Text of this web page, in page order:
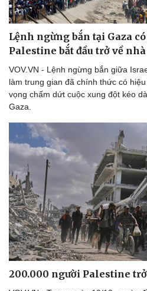
Lệnh ngừng bắn tại Gaza
Palestine bắt đầu trở về nhà
VOV.VN - Lệnh ngừng bắn giữa
làm trung gian đã chính thức có
vọng chấm dứt cuộc xung đột kéo
Gaza.
200.000 người Palestine